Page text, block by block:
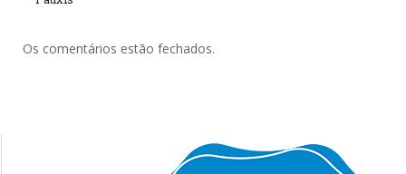
Os comentários estão fechados.